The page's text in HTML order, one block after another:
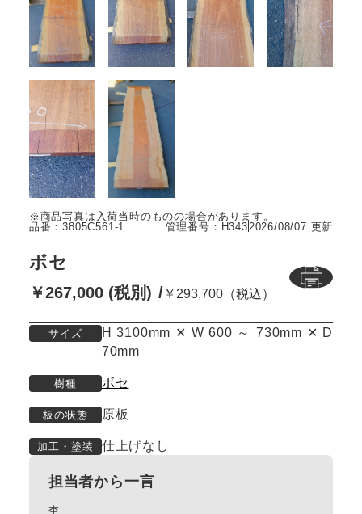
品番：3805C561-1 管理番号：H343 2026/08/07 更新
ボセ
￥267,000 (税別) ￥293,700（税込）
サイズ
H 3100mm ✕ W 600 ～ 730mm ✕ D
70mm
樹種 ボセ
板の状態 原板
加工・塗装 仕上げなし
担当者から一言
杢